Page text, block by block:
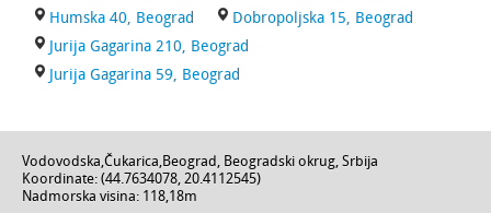
Humska 40, Beograd
Dobropoljska 15, Beograd
Jurija Gagarina 210, Beograd
Jurija Gagarina 59, Beograd
Vodovodska,Čukarica,Beograd, Beogradski okrug, Srbija
Koordinate: (44.7634078, 20.4112545)
Nadmorska visina: 118,18m